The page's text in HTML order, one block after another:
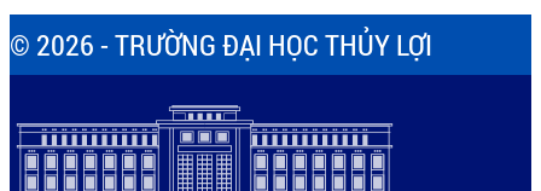
© 2026 - TRƯỜNG ĐẠI HỌC THỦY LỢI